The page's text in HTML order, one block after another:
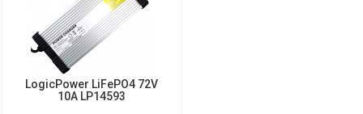
LogicPower LiFePO4 72V
10A LP14593